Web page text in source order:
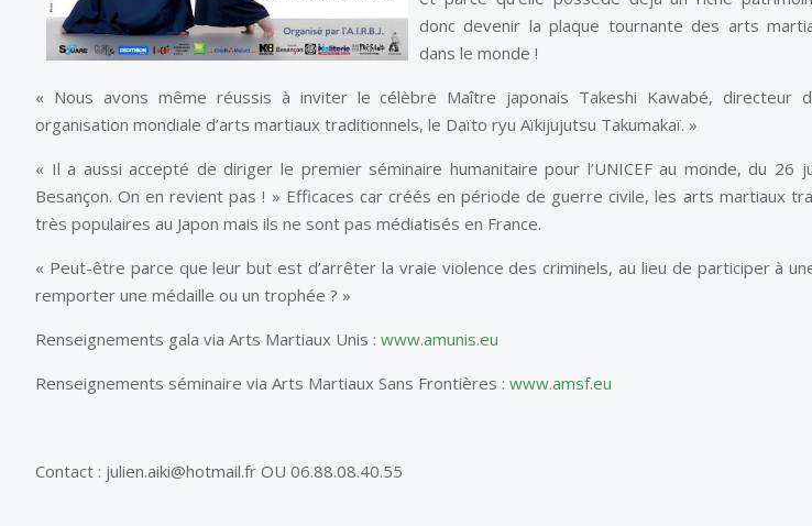
donc devenir la plaque tournante des arts
dans le monde !
« Nous avons même réussis à inviter le célèbre Maître japonais Takeshi Kawabé, directeur
organisation mondiale d’arts martiaux traditionnels, le Daïto ryu Aïkijujutsu Takumakaï. »
« Il a aussi accepté de diriger le premier séminaire humanitaire pour l’UNICEF au monde, du 26
Besançon. On en revient pas ! » Efficaces car créés en période de guerre civile, les arts martiaux
très populaires au Japon mais ils ne sont pas médiatisés en France.
« Peut-être parce que leur but est d’arrêter la vraie violence des criminels, au lieu de participer à
remporter une médaille ou un trophée ? »
Renseignements gala via Arts Martiaux Unis : www.amunis.eu
Renseignements séminaire via Arts Martiaux Sans Frontières : www.amsf.eu
Contact : julien.aiki@hotmail.fr OU 06.88.08.40.55